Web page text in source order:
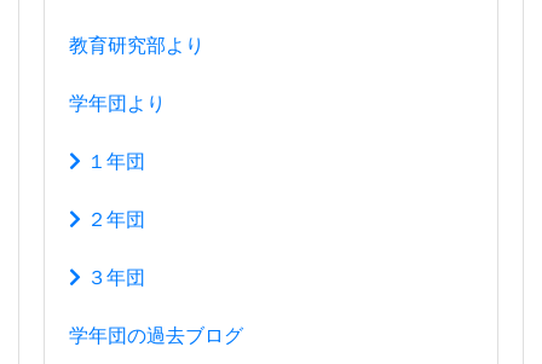
教育研究部より
学年団より
１年団
２年団
３年団
学年団の過去ブログ